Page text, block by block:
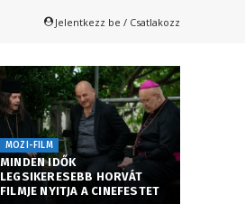
Jelentkezz be / Csatlakozz
MOZI-FILM
MINDEN IDŐK
LEGSIKERESEBB HORVÁT
FILMJE NYITJA A CINEFESTET